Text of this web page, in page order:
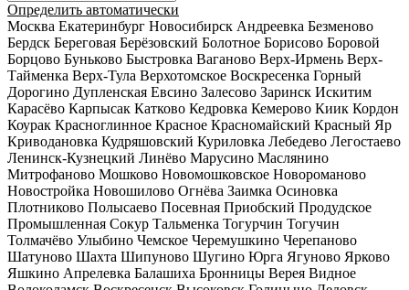
Определить автоматически
Москва Екатеринбург Новосибирск Андреевка Безменово
Бердск Береговая Берёзовский Болотное Борисово Боровой
Борцово Буньково Быстровка Ваганово Верх-Ирмень Верх-
Тайменка Верх-Тула Верхотомское Воскресенка Горный
Дорогино Дупленская Евсино Залесово Заринск Искитим
Карасёво Карпысак Катково Кедровка Кемерово Киик Кордон
Коурак Красноглинное Красное Красномайский Красный Яр
Криводановка Кудряшовский Куриловка Лебедево Легостаево
Ленинск-Кузнецкий Линёво Марусино Маслянино
Митрофаново Мошково Новомошковское Новороманово
Новостройка Новошилово Огнёва Заимка Осиновка
Плотниково Полысаево Посевная Приобский Продудское
Промышленная Сокур Тальменка Тогурчин Тогучин
Толмачёво Улыбино Чемское Черемушкино Черепаново
Шатуново Шахта Шипуново Шугино Юрга Ягуново Ярково
Яшкино Апрелевка Балашиха Бронницы Верея Видное